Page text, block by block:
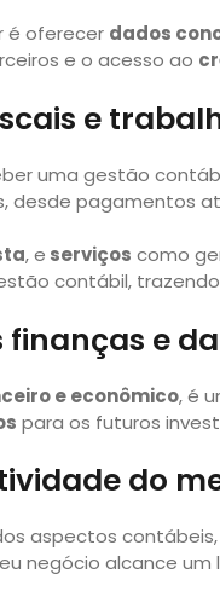
é oferecer dados
e o acesso ao
e
uma gestão
desde pagamentos
, e serviços como
contábil,
e
e econômico, é
para os futuros
do
aspectos
negócio alcance